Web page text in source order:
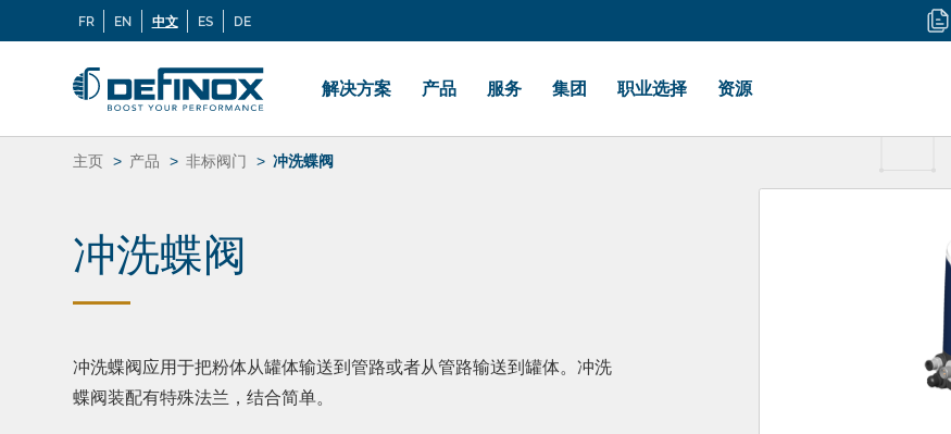
Langues
FR EN 中文 ES DE
跳
转
到
principal
解决方案 产品 服务 集团 职业选择 资源
搜
索：
主页 产品 非标阀门 冲洗蝶阀
冲洗蝶阀
冲洗蝶阀应用于把粉体从罐体输送到管路或者从管路输送到罐体。冲洗
蝶阀装配有特殊法兰，结合简单。